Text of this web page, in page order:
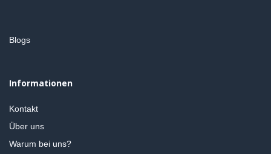
Blogs
Informationen
Kontakt
Über uns
Warum bei uns?